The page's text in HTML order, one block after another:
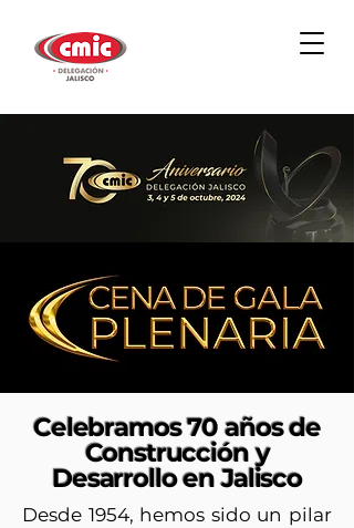
Celebramos 70 años de
Construcción y
Desarrollo en Jalisco
Desde 1954, hemos sido un pilar